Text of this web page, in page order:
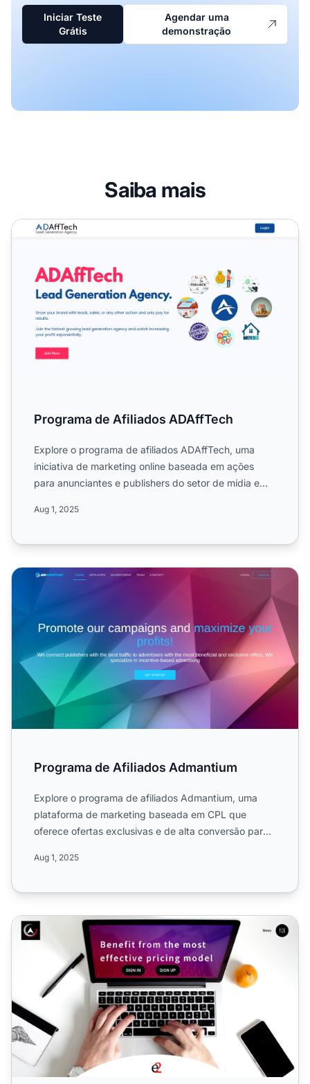
Iniciar Teste
Grátis
Agendar uma
demonstração
Saiba mais
Programa de Afiliados ADAffTech
Programa de Afiliados ADAffTech
Explore o programa de afiliados ADAffTech, uma
iniciativa de marketing online baseada em ações
para anunciantes e publishers do setor de mídia e
Aug 1, 2025
Programa de Afiliados Admantium
Programa de Afiliados Admantium
Explore o programa de afiliados Admantium, uma
plataforma de marketing baseada em CPL que
oferece ofertas exclusivas e de alta conversão para
Aug 1, 2025
Programa de Afiliados ADdrawTech